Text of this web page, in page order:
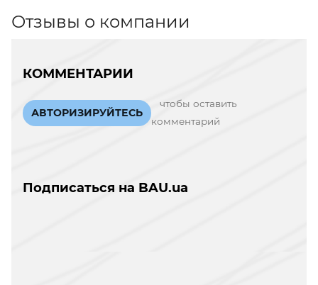
Отзывы о компании
КОММЕНТАРИИ
АВТОРИЗИРУЙТЕСЬ
чтобы оставить
комментарий
Подписаться на BAU.ua